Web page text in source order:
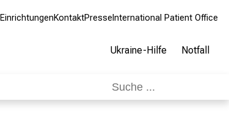
EinrichtungenKontaktPresse International Patient Office
Ukraine-Hilfe Notfall